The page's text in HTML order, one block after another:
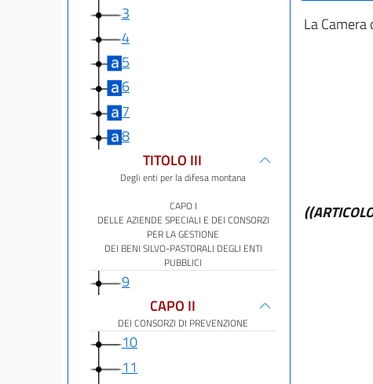
3
4
5
6
7
8
TITOLO III
Degli enti per la difesa montana
CAPO I
DELLE AZIENDE SPECIALI E DEI CONSORZI
PER LA GESTIONE
DEI BENI SILVO-PASTORALI DEGLI ENTI
PUBBLICI
9
CAPO II
DEI CONSORZI DI PREVENZIONE
10
11
La